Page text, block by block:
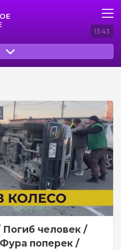
13:43
Погиб человек /
поперек /